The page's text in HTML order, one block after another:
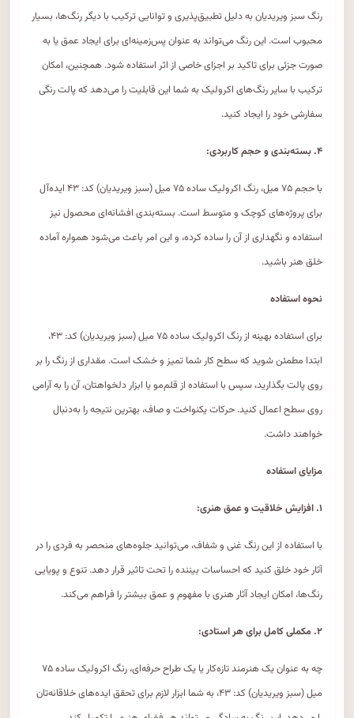
رنگ سبز ویریدیان به دلیل تطبیق‌پذیری و توانایی ترکیب با دیگر رنگ‌ها، بسیار
محبوب است. این رنگ می‌تواند به عنوان پس‌زمینه‌ای برای ایجاد عمق یا به
صورت جزئی برای تاکید بر اجزای خاصی از اثر استفاده شود. همچنین، امکان
ترکیب با سایر رنگ‌های اکرولیک به شما این قابلیت را می‌دهد که پالت رنگی
سفارشی خود را ایجاد کنید.
۴. بسته‌بندی و حجم کاربردی:
با حجم ۷۵ میل، رنگ اکرولیک ساده ۷۵ میل (سبز ویریدیان) کد: ۴۳ ایده‌آل
برای پروژه‌های کوچک و متوسط است. بسته‌بندی افشانه‌ای محصول نیز
استفاده و نگهداری از آن را ساده کرده، و این امر باعث می‌شود همواره آماده
خلق هنر باشید.
نحوه استفاده
برای استفاده بهینه از رنگ اکرولیک ساده ۷۵ میل (سبز ویریدیان) کد: ۴۳،
ابتدا مطمئن شوید که سطح کار شما تمیز و خشک است. مقداری از رنگ را بر
روی پالت بگذارید، سپس با استفاده از قلم‌مو یا ابزار دلخواهتان، آن را به آرامی
روی سطح اعمال کنید. حرکات یکنواخت و صاف، بهترین نتیجه را به‌دنبال
خواهند داشت.
مزایای استفاده
۱. افزایش خلاقیت و عمق هنری:
با استفاده از این رنگ غنی و شفاف، می‌توانید جلوه‌های منحصر به فردی را در
آثار خود خلق کنید که احساسات بیننده را تحت تاثیر قرار دهد. تنوع و پویایی
رنگ‌ها، امکان ایجاد آثار هنری با مفهوم و عمق بیشتر را فراهم می‌کند.
۲. مکملی کامل برای هر استادی:
چه به عنوان یک هنرمند تازه‌کار یا یک طراح حرفه‌ای، رنگ اکرولیک ساده ۷۵
میل (سبز ویریدیان) کد: ۴۳، به شما ابزار لازم برای تحقق ایده‌های خلاقانه‌تان